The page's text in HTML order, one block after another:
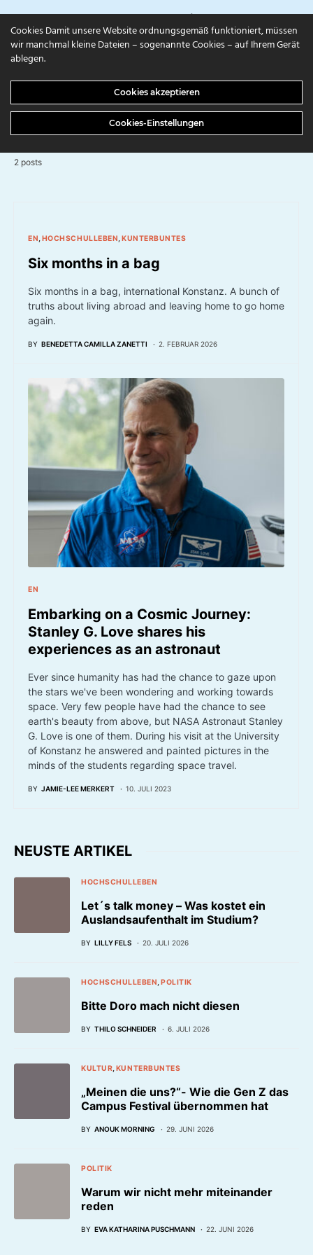
campuls.online
BROWSING CATEGORY
EN
2 posts
EN HOCHSCHULLEBEN KUNTERBUNTES
Six months in a bag
Six months in a bag, international Konstanz. A bunch of
truths about living abroad and leaving home to go home
again.
BY BENEDETTA CAMILLA ZANETTI 2. FEBRUAR 2026
EN
Embarking on a Cosmic Journey:
Stanley G. Love shares his
experiences as an astronaut
Ever since humanity has had the chance to gaze upon
the stars we've been wondering and working towards
space. Very few people have had the chance to see
earth's beauty from above, but NASA Astronaut Stanley
G. Love is one of them. During his visit at the University
of Konstanz he answered and painted pictures in the
minds of the students regarding space travel.
BY JAMIE-LEE MERKERT 10. JULI 2023
NEUSTE ARTIKEL
HOCHSCHULLEBEN
Let´s talk money – Was kostet ein
Auslandsaufenthalt im Studium?
BY LILLY FELS 20. JULI 2026
HOCHSCHULLEBEN POLITIK
Bitte Doro mach nicht diesen
BY THILO SCHNEIDER 6. JULI 2026
KULTUR KUNTERBUNTES
„Meinen die uns?“- Wie die Gen Z das
Campus Festival übernommen hat
BY ANOUK MORNING 29. JUNI 2026
POLITIK
Warum wir nicht mehr miteinander
reden
BY EVA KATHARINA PUSCHMANN 22. JUNI 2026
Cookies Damit unsere Website ordnungsgemäß funktioniert, müssen
wir manchmal kleine Dateien – sogenannte Cookies – auf Ihrem Gerät
ablegen.
Cookies akzeptieren
Cookies-Einstellungen